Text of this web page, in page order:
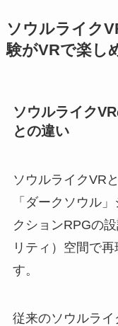
ソウルライク
験がVRで楽し
ソウルライク
との違い
ソウルライクVR
「ダークソウル
クションRPGの
リティ）空間で
す。
従来のソウルラ